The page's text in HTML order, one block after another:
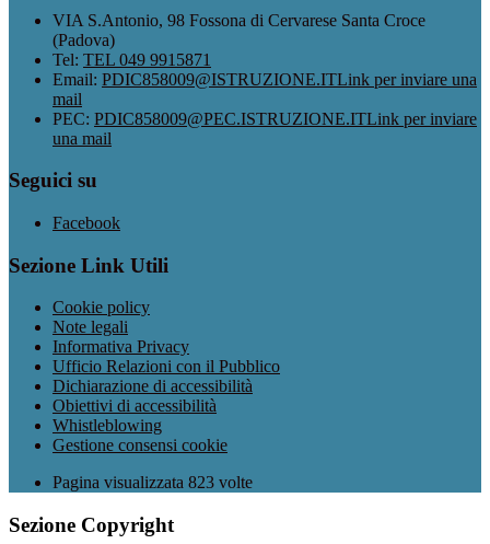
VIA S.Antonio, 98 Fossona di Cervarese Santa Croce
(Padova)
Tel: TEL 049 9915871
Email: PDIC858009@ISTRUZIONE.ITLink per inviare una
mail
PEC: PDIC858009@PEC.ISTRUZIONE.ITLink per inviare
una mail
Seguici su
Facebook
Sezione Link Utili
Cookie policy
Note legali
Informativa Privacy
Ufficio Relazioni con il Pubblico
Dichiarazione di accessibilità
Obiettivi di accessibilità
Whistleblowing
Gestione consensi cookie
Pagina visualizzata 823 volte
Sezione Copyright